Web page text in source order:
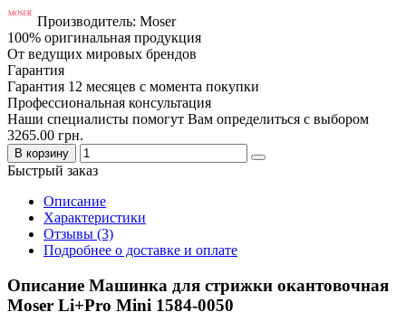
Производитель: Moser
100% оригинальная продукция
От ведущих мировых брендов
Гарантия
Гарантия 12 месяцев с момента покупки
Профессиональная консультация
Наши специалисты помогут Вам определиться с выбором
3265.00 грн.
В корзину
Быстрый заказ
Описание
Характеристики
Отзывы (3)
Подробнее о доставке и оплате
Описание Машинка для стрижки окантовочная
Moser Li+Pro Mini 1584-0050